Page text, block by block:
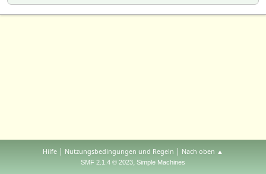
Hilfe | Nutzungsbedingungen und Regeln | Nach oben ▲
SMF 2.1.4 © 2023, Simple Machines